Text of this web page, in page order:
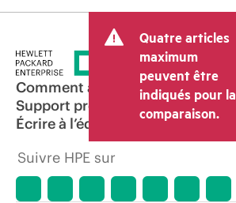
Quatre articles
maximum
peuvent être
indiqués pour la
comparaison.
Comment acheter
Support produit
Écrire à l’équipe commerciale
Suivre HPE sur